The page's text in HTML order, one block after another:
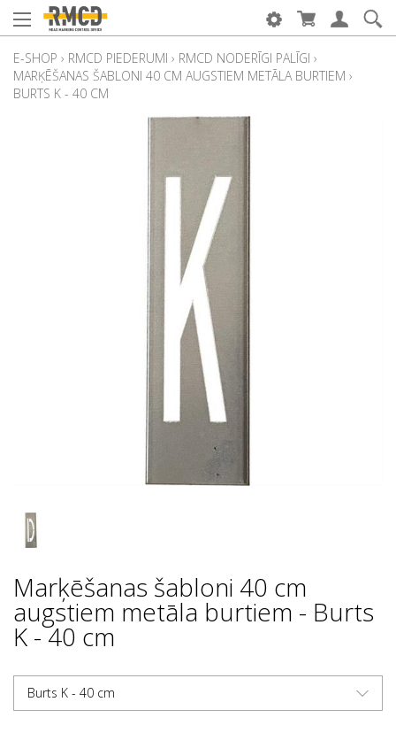
E-SHOP › RMCD PIEDERUMI › RMCD NODERĪGI PALĪGI ›
MARĶĒŠANAS ŠABLONI 40 CM AUGSTIEM METĀLA BURTIEM ›
BURTS K - 40 CM
Marķēšanas šabloni 40 cm
augstiem metāla burtiem - Burts
K - 40 cm
Burts K - 40 cm